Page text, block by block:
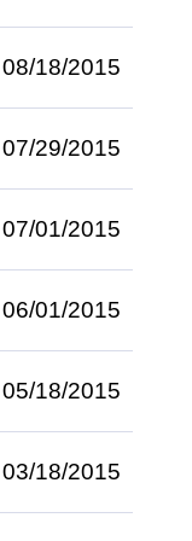
08/18/2015
07/29/2015
07/01/2015
06/01/2015
05/18/2015
03/18/2015